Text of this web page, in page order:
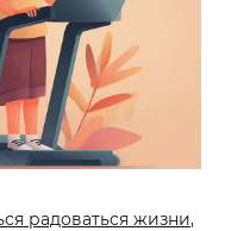
радоваться жизни,